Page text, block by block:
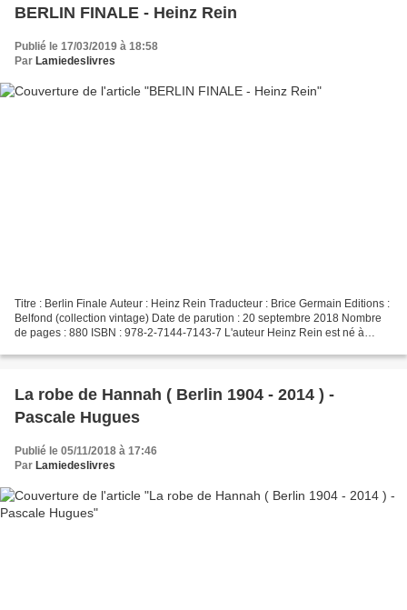
BERLIN FINALE - Heinz Rein
Publié le 17/03/2019 à 18:58
Par Lamiedeslivres
Titre : Berlin Finale Auteur : Heinz Rein Traducteur : Brice Germain Editions :
Belfond (collection vintage) Date de parution : 20 septembre 2018 Nombre
de pages : 880 ISBN : 978-2-7144-7143-7 L'auteur Heinz Rein est né à
La robe de Hannah ( Berlin 1904 - 2014 ) -
Pascale Hugues
Publié le 05/11/2018 à 17:46
Par Lamiedeslivres